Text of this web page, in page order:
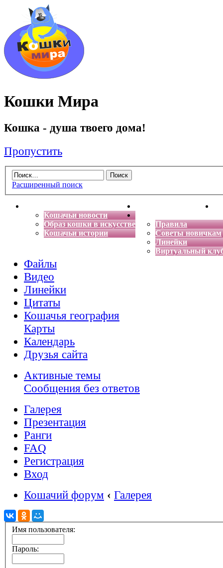
Кошки Мира
Кошка - душа твоего дома!
Пропустить
Расширенный поиск
Кошачьи новости
Образ кошки в искусстве
Кошачьи истории
Энциклопедия кошек
Правила
Советы новичкам
Линейки
Виртуальный
Файлы
Видео
Линейки
Цитаты
Кошачья география
Карты
Календарь
Друзья сайта
Активные темы
Сообщения без ответов
Галерея
Презентация
Ранги
FAQ
Регистрация
Вход
Кошачий форум ‹ Галерея
Имя пользователя:
Пароль: